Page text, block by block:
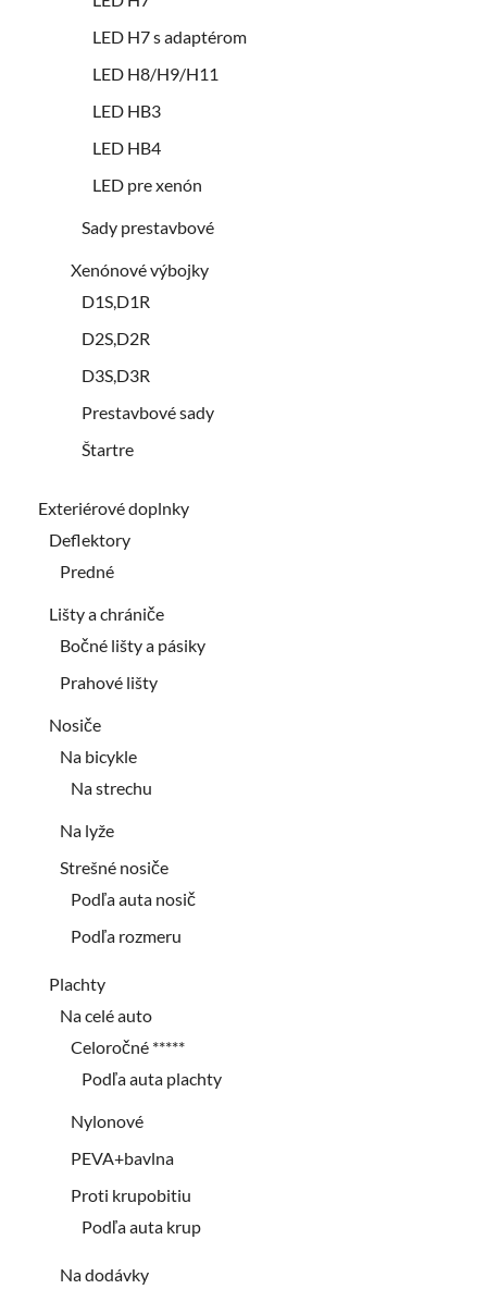
LED H7 s adaptérom
LED H8/H9/H11
LED HB3
LED HB4
LED pre xenón
Sady prestavbové
Xenónové výbojky
D1S,D1R
D2S,D2R
D3S,D3R
Prestavbové sady
Štartre
Exteriérové doplnky
Deflektory
Predné
Lišty a chrániče
Bočné lišty a pásiky
Prahové lišty
Nosiče
Na bicykle
Na strechu
Na lyže
Strešné nosiče
Podľa auta nosič
Podľa rozmeru
Plachty
Na celé auto
Celoročné *****
Podľa auta plachty
Nylonové
PEVA+bavlna
Proti krupobitiu
Podľa auta krup
Na dodávky